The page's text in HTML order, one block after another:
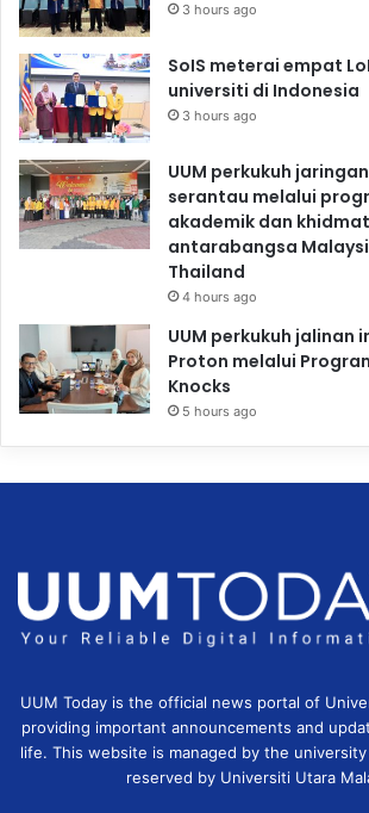
3 hours ago
SoIS meterai empat
universiti di Indonesia
3 hours ago
UUM perkukuh
serantau melalui
akademik dan
antarabangsa
Thailand
4 hours ago
UUM perkukuh jalinan
Proton melalui
Knocks
5 hours ago
UUM Today is the official news portal of
providing important announcements and
life. This website is managed by the
reserved by Universiti Utara